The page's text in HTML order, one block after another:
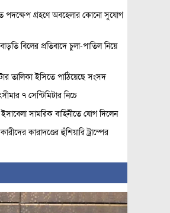
পদক্ষেপ গ্রহণে অবহেলার কোনো সুযোগ
বিলের প্রতিবাদে চুলা-পাতিল নিয়ে
তালিকা ইসিতে পাঠিয়েছে সংসদ
৭ সেন্টিমিটার নিচে
সামরিক বাহিনীতে যোগ দিলেন
কারাদণ্ডের হুঁশিয়ারি ট্রাম্পের